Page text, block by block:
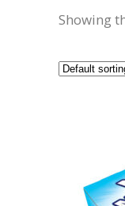
Showing